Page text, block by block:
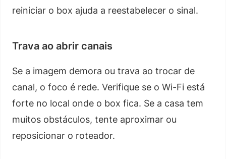
reiniciar o box ajuda a reestabelecer o sinal.
Trava ao abrir canais
Se a imagem demora ou trava ao trocar de
canal, o foco é rede. Verifique se o Wi-Fi está
forte no local onde o box fica. Se a casa tem
muitos obstáculos, tente aproximar ou
reposicionar o roteador.